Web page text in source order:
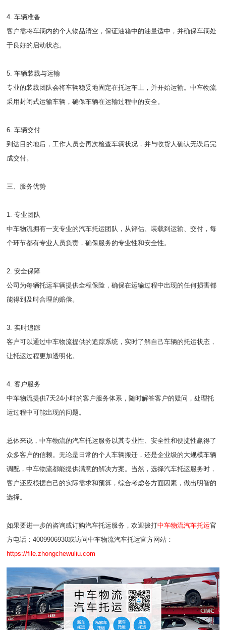
4. 车辆准备
客户需将车辆内的个人物品清空，保证油箱中的油量适中，并确保车辆处
于良好的启动状态。
5. 车辆装载与运输
专业的装载团队会将车辆稳妥地固定在托运车上，并开始运输。中车物流
采用封闭式运输车辆，确保车辆在运输过程中的安全。
6. 车辆交付
到达目的地后，工作人员会再次检查车辆状况，并与收货人确认无误后完
成交付。
三、服务优势
1. 专业团队
中车物流拥有一支专业的汽车托运团队，从评估、装载到运输、交付，每
个环节都有专业人员负责，确保服务的专业性和安全性。
2. 安全保障
公司为每辆托运车辆提供全程保险，确保在运输过程中出现的任何损害都
能得到及时合理的赔偿。
3. 实时追踪
客户可以通过中车物流提供的追踪系统，实时了解自己车辆的托运状态，
让托运过程更加透明化。
4. 客户服务
中车物流提供7天24小时的客户服务体系，随时解答客户的疑问，处理托
运过程中可能出现的问题。
总体来说，中车物流的汽车托运服务以其专业性、安全性和便捷性赢得了
众多客户的信赖。无论是日常的个人车辆搬迁，还是企业级的大规模车辆
调配，中车物流都能提供满意的解决方案。当然，选择汽车托运服务时，
客户还应根据自己的实际需求和预算，综合考虑各方面因素，做出明智的
选择。
如果要进一步的咨询或订购汽车托运服务，欢迎拨打中车物流汽车托运官
方电话：4009906930或访问中车物流汽车托运官方网站：
https://file.zhongchewuliu.com